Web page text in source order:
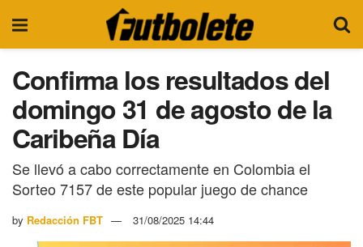
Confirma los resultados del
domingo 31 de agosto de la
Caribeña Día
Se llevó a cabo correctamente en Colombia el
Sorteo 7157 de este popular juego de chance
by Redacción FBT 31/08/2025 14:44